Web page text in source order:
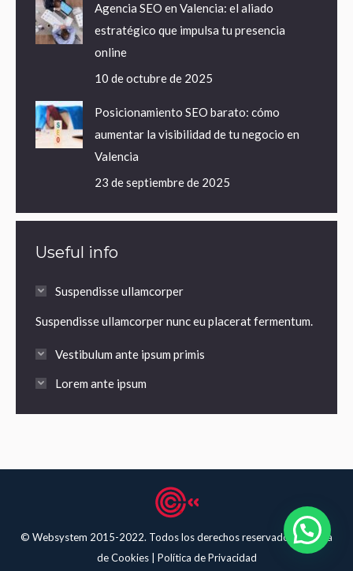
Agencia SEO en Valencia: el aliado
estratégico que impulsa tu presencia
online
10 de octubre de 2025
Posicionamiento SEO barato: cómo
aumentar la visibilidad de tu negocio en
Valencia
23 de septiembre de 2025
Useful info
Suspendisse ullamcorper
Suspendisse ullamcorper nunc eu placerat fermentum.
Vestibulum ante ipsum primis
Lorem ante ipsum
© Websystem 2015-2022. Todos los derechos reservados. Política
de Cookies
Política de Privacidad